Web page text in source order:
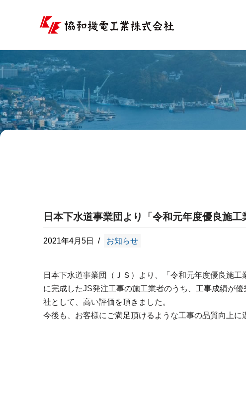
ン
ツ
へ
ス
キ
日本下水道事業団より「令和元年度優良施
2021年4月5日 お知らせ
日本下水道事業団（ＪＳ）より、「令和元年度優良施
に完成したJS発注工事の施工業者のうち、工事成績が
社として、高い評価を頂きました。
今後も、お客様にご満足頂けるような工事の品質向上に